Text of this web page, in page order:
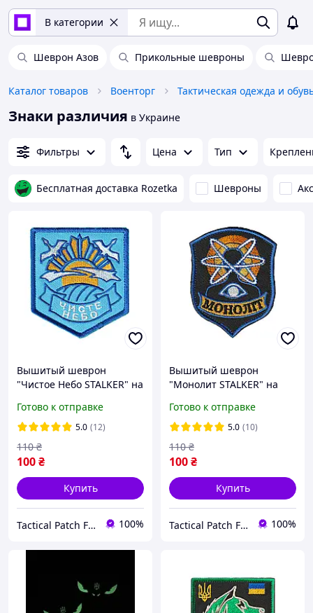
В категории
Шеврон Азов Прикольные шевроны
Каталог товаров Военторг Тактическая одежда и
Знаки различия в Украине
Фильтры Цена Тип
Бесплатная доставка Rozetka Шевроны
Вышитый шеврон
"Чистое Небо STALKER" на
Готово к отправке
5.0 (12)
100₴
110 ₴
Купить
Tactical Patch Factory 100%
Вышитый шеврон
"Монолит STALKER" на
Готово к отправке
5.0 (10)
100₴
110 ₴
Купить
Tactical Patch Factory 100%